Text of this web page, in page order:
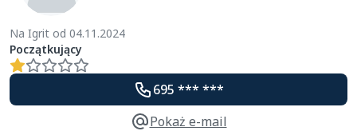
Na Igrit od 04.11.2024
Początkujący
695 *** ***
Pokaż e-mail